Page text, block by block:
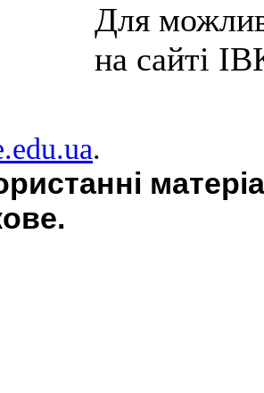
Для
на сайті
.